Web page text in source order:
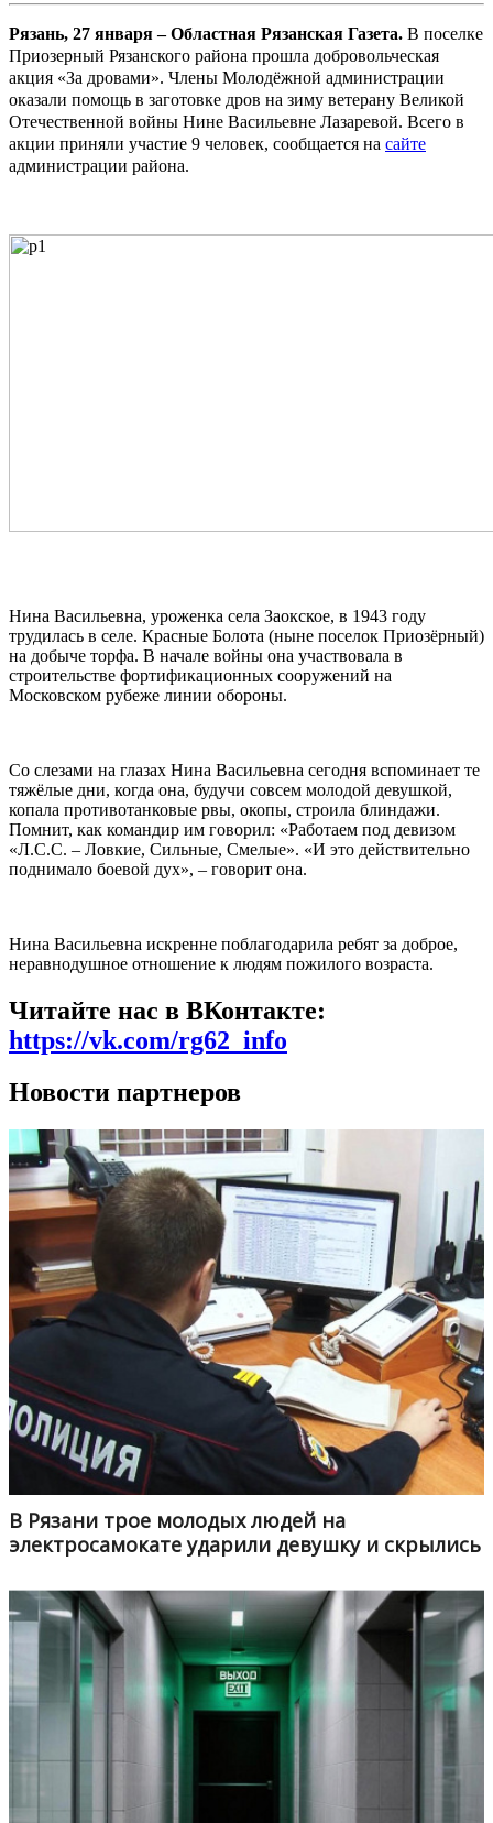
Рязань, 27 января – Областная Рязанская Газета. В поселке
Приозерный Рязанского района прошла добровольческая
акция «За дровами». Члены Молодёжной администрации
оказали помощь в заготовке дров на зиму ветерану Великой
Отечественной войны Нине Васильевне Лазаревой. Всего в
акции приняли участие 9 человек, сообщается на сайте
администрации района.
Нина Васильевна, уроженка села Заокское, в 1943 году
трудилась в селе. Красные Болота (ныне поселок Приозёрный)
на добыче торфа. В начале войны она участвовала в
строительстве фортификационных сооружений на
Московском рубеже линии обороны.
Со слезами на глазах Нина Васильевна сегодня вспоминает те
тяжёлые дни, когда она, будучи совсем молодой девушкой,
копала противотанковые рвы, окопы, строила блиндажи.
Помнит, как командир им говорил: «Работаем под девизом
«Л.С.С. – Ловкие, Сильные, Смелые». «И это действительно
поднимало боевой дух», – говорит она.
Нина Васильевна искренне поблагодарила ребят за доброе,
неравнодушное отношение к людям пожилого возраста.
Читайте нас в ВКонтакте:
https://vk.com/rg62_info
Новости партнеров
В Рязани трое молодых людей на
электросамокате ударили девушку и скрылись